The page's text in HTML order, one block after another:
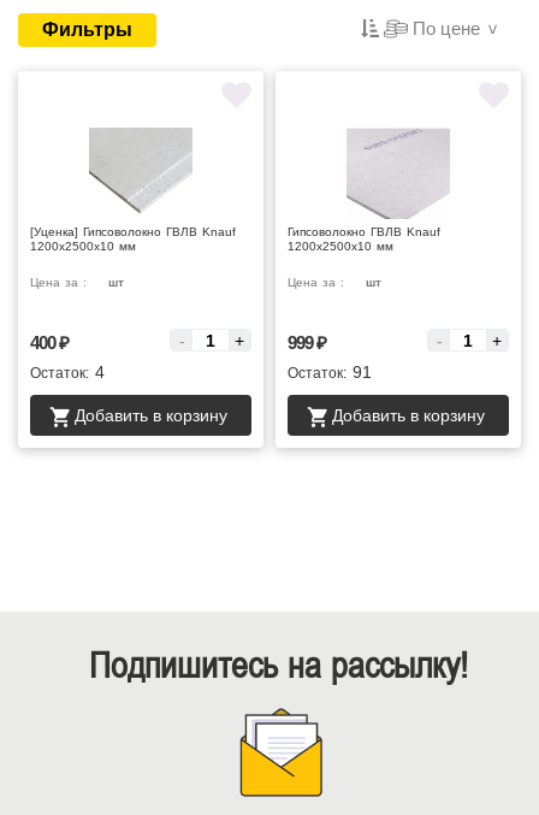
Фильтры По цене >
[Уценка] Гипсоволокно ГВЛВ Knauf
1200х2500х10 мм
Цена за : шт
400₽ - +
Остаток: 4
Добавить в корзину
Гипсоволокно ГВЛВ Knauf
1200х2500х10 мм
Цена за : шт
999₽ - +
Остаток: 91
Добавить в корзину
Подпишитесь на рассылку!